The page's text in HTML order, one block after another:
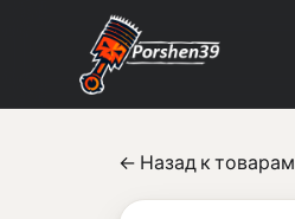
← Назад к товарам